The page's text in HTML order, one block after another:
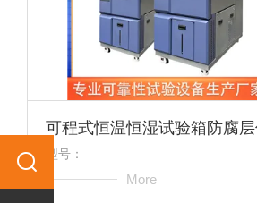
型号：
More